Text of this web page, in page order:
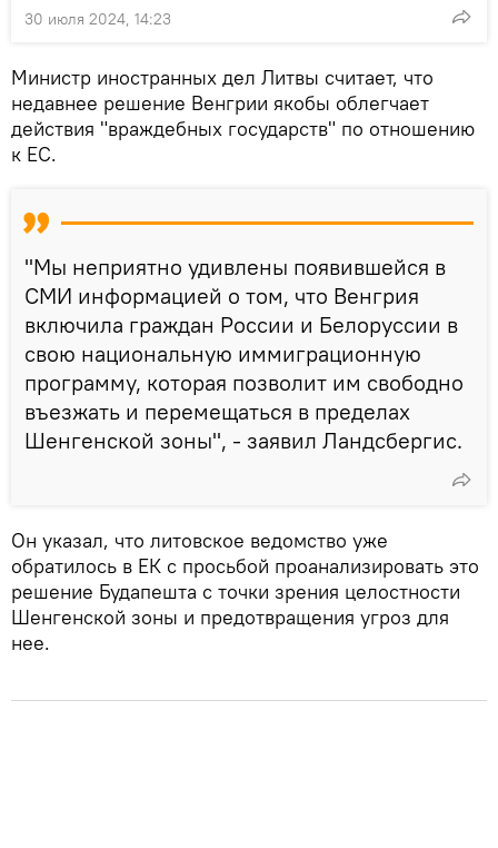
30 июля 2024, 14:23
Министр иностранных дел Литвы считает, что
недавнее решение Венгрии якобы облегчает
действия "враждебных государств" по отношению
к ЕС.
"Мы неприятно удивлены появившейся в
СМИ информацией о том, что Венгрия
включила граждан России и Белоруссии в
свою национальную иммиграционную
программу, которая позволит им свободно
въезжать и перемещаться в пределах
Шенгенской зоны", - заявил Ландсбергис.
Он указал, что литовское ведомство уже
обратилось в ЕК с просьбой проанализировать это
решение Будапешта с точки зрения целостности
Шенгенской зоны и предотвращения угроз для
нее.